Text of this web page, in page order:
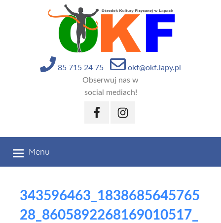
85 715 24 75
okf@okf.lapy.pl
Obserwuj nas w
social mediach!
FacebookInstagram
Menu
343596463_1838685645765
28_8605892268169010517_